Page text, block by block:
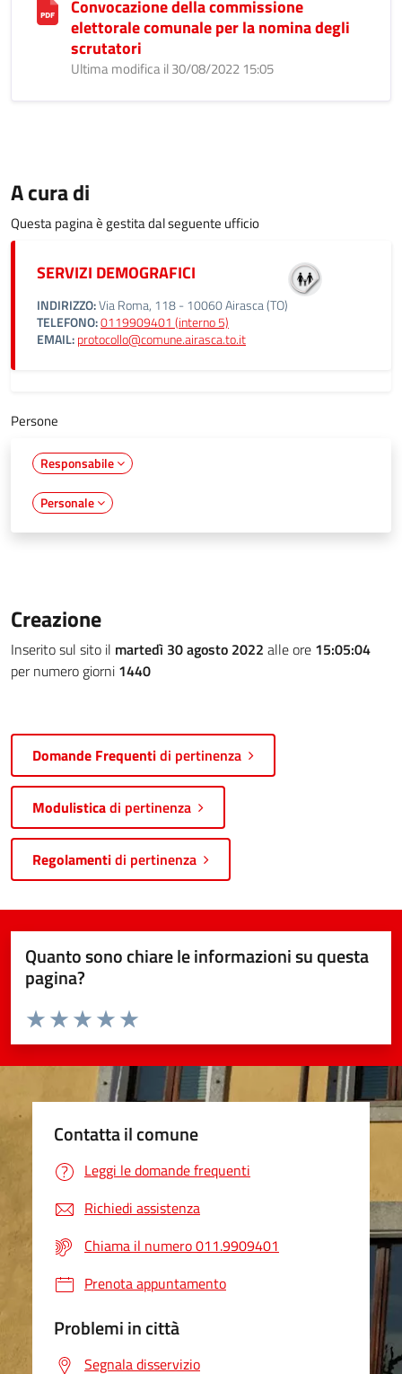
Convocazione della commissione
elettorale comunale per la nomina degli
scrutatori
Ultima modifica il 30/08/2022 15:05
A cura di
Questa pagina è gestita dal seguente ufficio
SERVIZI DEMOGRAFICI
INDIRIZZO:Via Roma, 118 - 10060 Airasca (TO)
TELEFONO:0119909401 (interno 5)
EMAIL:protocollo@comune.airasca.to.it
Persone
Responsabile
Personale
Creazione
Inserito sul sito il martedì 30 agosto 2022 alle ore 15:05:04
per numero giorni 1440
Domande Frequentidi pertinenza
Modulisticadi pertinenza
Regolamentidi pertinenza
Quanto sono chiare le informazioni su questa
pagina?
Valuta da 1 a 5 stelle la pagina
Valuta 5 stelle su 5
Valuta 4 stelle su 5
Valuta 3 stelle su 5
Valuta 2 stelle su 5
Valuta 1 stelle su 5
Contatta il comune
Leggi le domande frequenti
Richiedi assistenza
Chiama il numero 011.9909401
Prenota appuntamento
Problemi in città
Segnala disservizio